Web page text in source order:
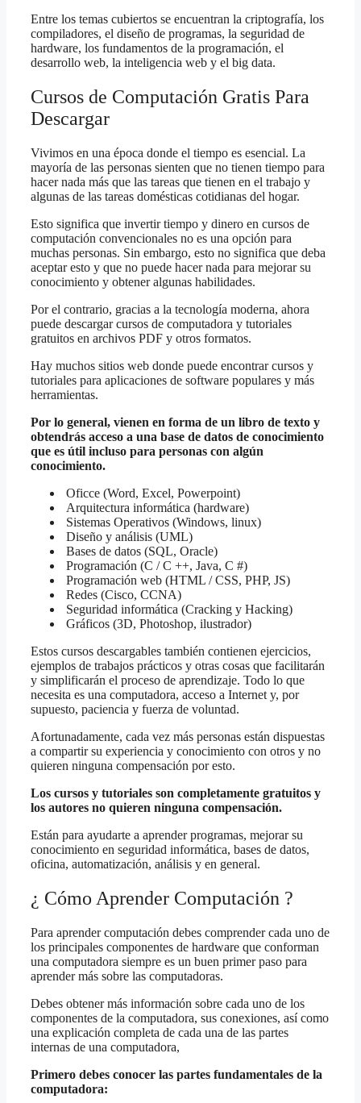
Entre los temas cubiertos se encuentran la criptografía, los
compiladores, el diseño de programas, la seguridad de
hardware, los fundamentos de la programación, el
desarrollo web, la inteligencia web y el big data.
Cursos de Computación Gratis Para
Descargar
Vivimos en una época donde el tiempo es esencial. La
mayoría de las personas sienten que no tienen tiempo para
hacer nada más que las tareas que tienen en el trabajo y
algunas de las tareas domésticas cotidianas del hogar.
Esto significa que invertir tiempo y dinero en cursos de
computación convencionales no es una opción para
muchas personas. Sin embargo, esto no significa que deba
aceptar esto y que no puede hacer nada para mejorar su
conocimiento y obtener algunas habilidades.
Por el contrario, gracias a la tecnología moderna, ahora
puede descargar cursos de computadora y tutoriales
gratuitos en archivos PDF y otros formatos.
Hay muchos sitios web donde puede encontrar cursos y
tutoriales para aplicaciones de software populares y más
herramientas.
Por lo general, vienen en forma de un libro de texto y
obtendrás acceso a una base de datos de conocimiento
que es útil incluso para personas con algún
conocimiento.
Oficce (Word, Excel, Powerpoint)
Arquitectura informática (hardware)
Sistemas Operativos (Windows, linux)
Diseño y análisis (UML)
Bases de datos (SQL, Oracle)
Programación (C / C ++, Java, C #)
Programación web (HTML / CSS, PHP, JS)
Redes (Cisco, CCNA)
Seguridad informática (Cracking y Hacking)
Gráficos (3D, Photoshop, ilustrador)
Estos cursos descargables también contienen ejercicios,
ejemplos de trabajos prácticos y otras cosas que facilitarán
y simplificarán el proceso de aprendizaje. Todo lo que
necesita es una computadora, acceso a Internet y, por
supuesto, paciencia y fuerza de voluntad.
Afortunadamente, cada vez más personas están dispuestas
a compartir su experiencia y conocimiento con otros y no
quieren ninguna compensación por esto.
Los cursos y tutoriales son completamente gratuitos y
los autores no quieren ninguna compensación.
Están para ayudarte a aprender programas, mejorar su
conocimiento en seguridad informática, bases de datos,
oficina, automatización, análisis y en general.
¿ Cómo Aprender Computación ?
Para aprender computación debes comprender cada uno de
los principales componentes de hardware que conforman
una computadora siempre es un buen primer paso para
aprender más sobre las computadoras.
Debes obtener más información sobre cada uno de los
componentes de la computadora, sus conexiones, así como
una explicación completa de cada una de las partes
internas de una computadora,
Primero debes conocer las partes fundamentales de la
computadora: